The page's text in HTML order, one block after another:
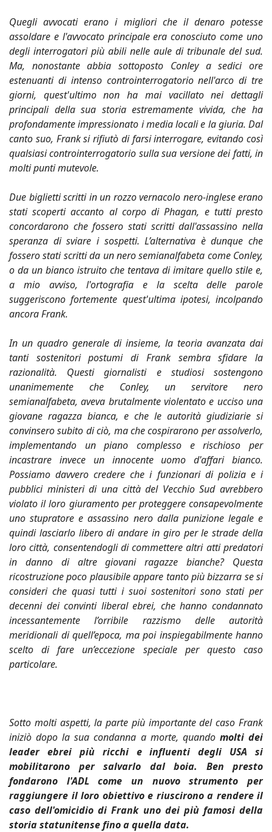
Quegli avvocati erano i migliori che il denaro potesse
assoldare e l'avvocato principale era conosciuto come uno
degli interrogatori più abili nelle aule di tribunale del sud.
Ma, nonostante abbia sottoposto Conley a sedici ore
estenuanti di intenso controinterrogatorio nell'arco di tre
giorni, quest'ultimo non ha mai vacillato nei dettagli
principali della sua storia estremamente vivida, che ha
profondamente impressionato i media locali e la giuria. Dal
canto suo, Frank si rifiutò di farsi interrogare, evitando così
qualsiasi controinterrogatorio sulla sua versione dei fatti, in
molti punti mutevole.
Due biglietti scritti in un rozzo vernacolo nero-inglese erano
stati scoperti accanto al corpo di Phagan, e tutti presto
concordarono che fossero stati scritti dall'assassino nella
speranza di sviare i sospetti. L’alternativa è dunque che
fossero stati scritti da un nero semianalfabeta come Conley,
o da un bianco istruito che tentava di imitare quello stile e,
a mio avviso, l'ortografia e la scelta delle parole
suggeriscono fortemente quest'ultima ipotesi, incolpando
ancora Frank.
In un quadro generale di insieme, la teoria avanzata dai
tanti sostenitori postumi di Frank sembra sfidare la
razionalità. Questi giornalisti e studiosi sostengono
unanimemente che Conley, un servitore nero
semianalfabeta, aveva brutalmente violentato e ucciso una
giovane ragazza bianca, e che le autorità giudiziarie si
convinsero subito di ciò, ma che cospirarono per assolverlo,
implementando un piano complesso e rischioso per
incastrare invece un innocente uomo d'affari bianco.
Possiamo davvero credere che i funzionari di polizia e i
pubblici ministeri di una città del Vecchio Sud avrebbero
violato il loro giuramento per proteggere consapevolmente
uno stupratore e assassino nero dalla punizione legale e
quindi lasciarlo libero di andare in giro per le strade della
loro città, consentendogli di commettere altri atti predatori
in danno di altre giovani ragazze bianche? Questa
ricostruzione poco plausibile appare tanto più bizzarra se si
consideri che quasi tutti i suoi sostenitori sono stati per
decenni dei convinti liberal ebrei, che hanno condannato
incessantemente l’orribile razzismo delle autorità
meridionali di quell’epoca, ma poi inspiegabilmente hanno
scelto di fare un’eccezione speciale per questo caso
particolare.
Sotto molti aspetti, la parte più importante del caso Frank
iniziò dopo la sua condanna a morte, quando molti dei
leader ebrei più ricchi e influenti degli USA si
mobilitarono per salvarlo dal boia. Ben presto
fondarono l'ADL come un nuovo strumento per
raggiungere il loro obiettivo e riuscirono a rendere il
caso dell'omicidio di Frank uno dei più famosi della
storia statunitense fino a quella data.